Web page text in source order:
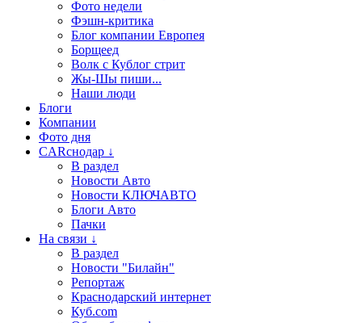
Фото недели
Фэшн-критика
Блог компании Европея
Борщеед
Волк с Кублог стрит
Жы-Шы пиши...
Наши люди
Блоги
Компании
Фото дня
CARснодар ↓
В раздел
Новости Авто
Новости КЛЮЧАВТО
Блоги Авто
Пачки
На связи ↓
В раздел
Новости "Билайн"
Репортаж
Краснодарский интернет
Куб.com